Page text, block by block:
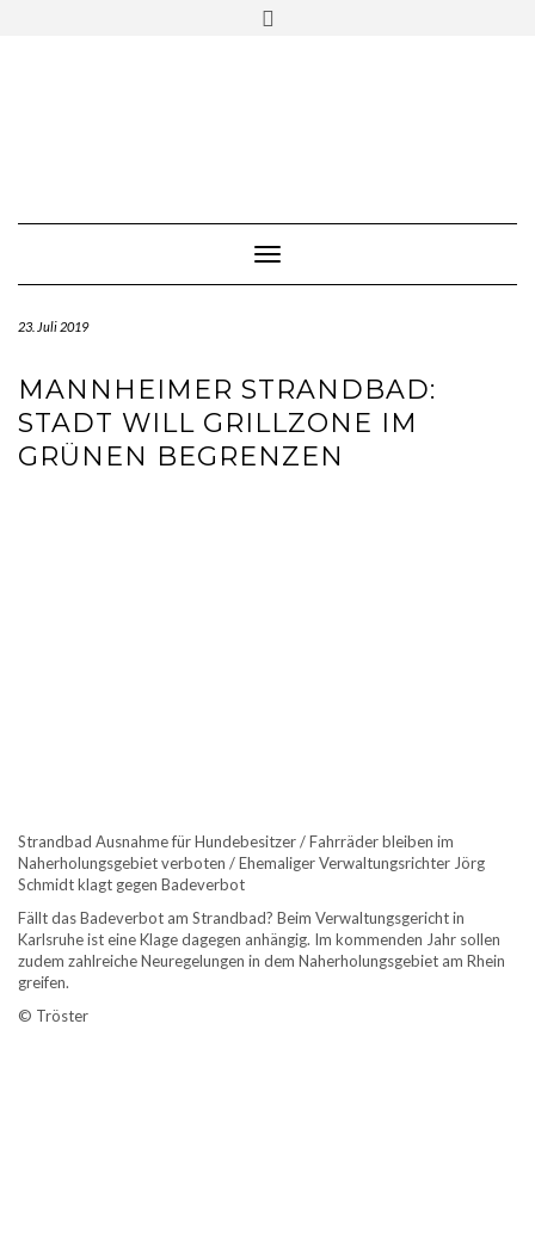
Toggle Navigation
23. Juli 2019
MANNHEIMER STRANDBAD:
STADT WILL GRILLZONE IM
GRÜNEN BEGRENZEN
Strandbad Ausnahme für Hundebesitzer / Fahrräder bleiben im
Naherholungsgebiet verboten / Ehemaliger Verwaltungsrichter Jörg
Schmidt klagt gegen Badeverbot
Fällt das Badeverbot am Strandbad? Beim Verwaltungsgericht in
Karlsruhe ist eine Klage dagegen anhängig. Im kommenden Jahr sollen
zudem zahlreiche Neuregelungen in dem Naherholungsgebiet am Rhein
greifen.
© Tröster